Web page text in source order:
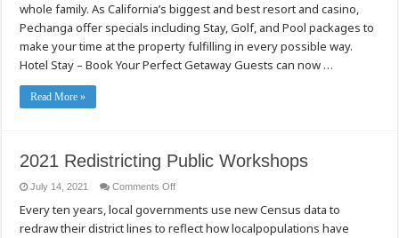
PECHANGA
RESORT
CASINO,
YOUR
NEW
SUMMER
whole family. As California’s biggest and best resort and casino,
Pechanga offer specials including Stay, Golf, and Pool packages to
make your time at the property fulfilling in every possible way.
Hotel Stay – Book Your Perfect Getaway Guests can now …
Read More »
2021 Redistricting Public Workshops
July 14, 2021 Comments Offon
Redistricting
Public
Workshops
Every ten years, local governments use new Census data to
redraw their district lines to reflect how localpopulations have